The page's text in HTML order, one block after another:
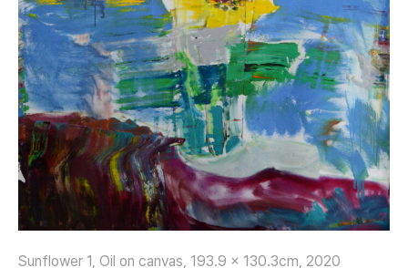
Sunflower 1, Oil on canvas, 193.9 x 130.3cm, 2020